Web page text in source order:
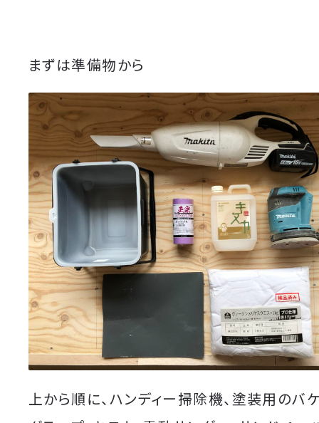
まずは準備物から
上から順に、ハンディー掃除機、塗装用のバ